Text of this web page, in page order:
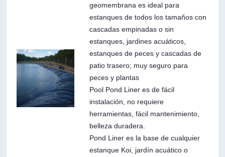
geomembrana es ideal para
estanques de todos los tamaños con
cascadas empinadas o sin
estanques, jardines acuáticos,
estanques de peces y cascadas de
patio trasero; muy seguro para
peces y plantas
Pool Pond Liner es de fácil
instalación, no requiere
herramientas, fácil mantenimiento,
belleza duradera.
Pond Liner es la base de cualquier
estanque Koi, jardín acuático o